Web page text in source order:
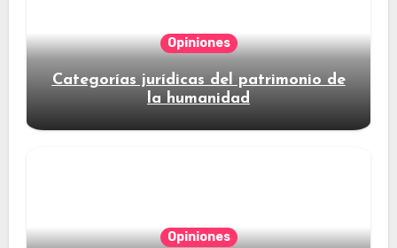
Opiniones
Categorías jurídicas del patrimonio de
la humanidad
Opiniones